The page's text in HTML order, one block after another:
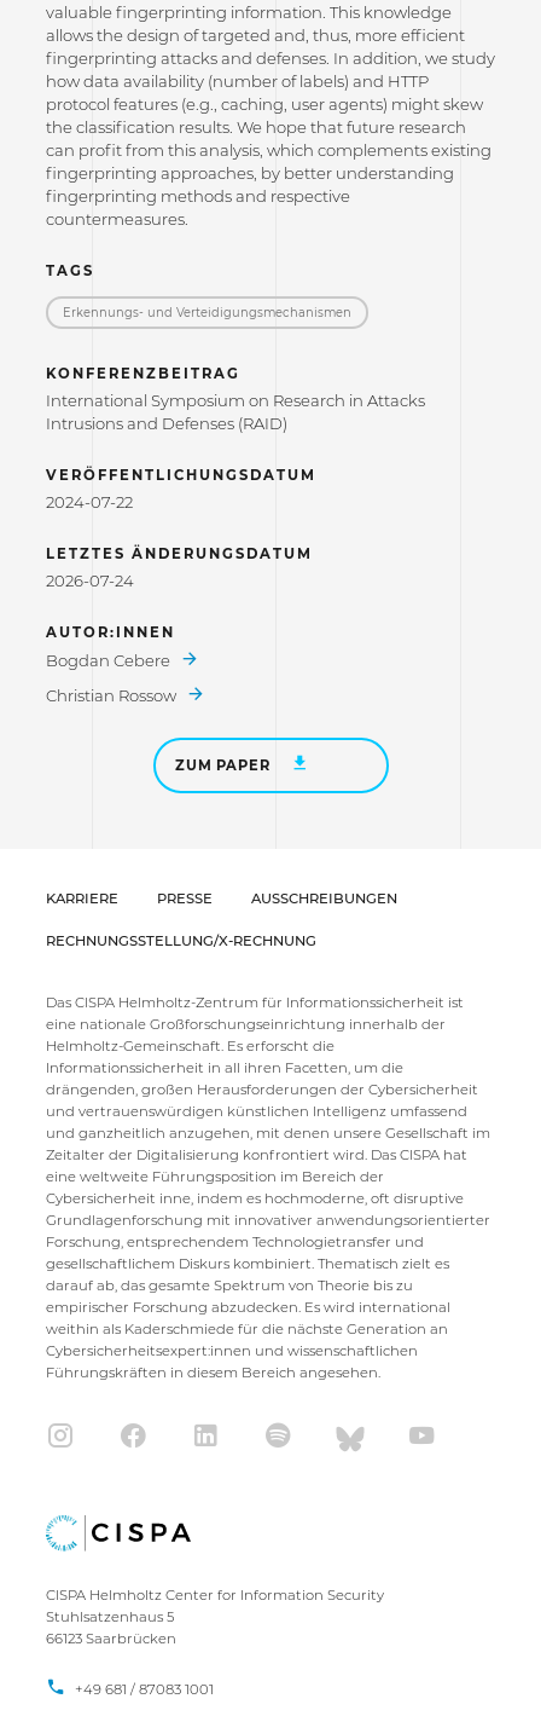
valuable fingerprinting information. This knowledge
allows the design of targeted and, thus, more efficient
fingerprinting attacks and defenses. In addition, we study
how data availability (number of labels) and HTTP
protocol features (e.g., caching, user agents) might skew
the classification results. We hope that future research
can profit from this analysis, which complements existing
fingerprinting approaches, by better understanding
fingerprinting methods and respective
countermeasures.
TAGS
Erkennungs- und Verteidigungs­mechanismen
KONFERENZBEITRAG
International Symposium on Research in Attacks
Intrusions and Defenses (RAID)
VERÖFFENTLICHUNGSDATUM
2024-07-22
LETZTES ÄNDERUNGSDATUM
2026-07-24
AUTOR:INNEN
Bogdan Cebere
Christian Rossow
ZUM PAPER
KARRIERE PRESSE AUSSCHREIBUNGEN
RECHNUNGSSTELLUNG/X-RECHNUNG
Das CISPA Helmholtz-Zentrum für Informationssicherheit ist
eine nationale Großforschungseinrichtung innerhalb der
Helmholtz-Gemeinschaft. Es erforscht die
Informationssicherheit in all ihren Facetten, um die
drängenden, großen Herausforderungen der Cybersicherheit
und vertrauenswürdigen künstlichen Intelligenz umfassend
und ganzheitlich anzugehen, mit denen unsere Gesellschaft im
Zeitalter der Digitalisierung konfrontiert wird. Das CISPA hat
eine weltweite Führungsposition im Bereich der
Cybersicherheit inne, indem es hochmoderne, oft disruptive
Grundlagenforschung mit innovativer anwendungsorientierter
Forschung, entsprechendem Technologietransfer und
gesellschaftlichem Diskurs kombiniert. Thematisch zielt es
darauf ab, das gesamte Spektrum von Theorie bis zu
empirischer Forschung abzudecken. Es wird international
weithin als Kaderschmiede für die nächste Generation an
Cybersicherheitsexpert:innen und wissenschaftlichen
Führungskräften in diesem Bereich angesehen.
CISPA Helmholtz Center for Information Security
Stuhlsatzenhaus 5
66123 Saarbrücken
+49 681 / 87083 1001